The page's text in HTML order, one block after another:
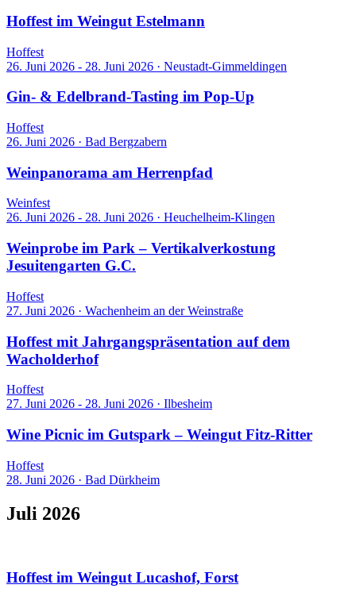
Hoffest im Weingut Estelmann
Hoffest
26. Juni 2026 - 28. Juni 2026 · Neustadt-Gimmeldingen
Gin- & Edelbrand-Tasting im Pop-Up
Hoffest
26. Juni 2026 · Bad Bergzabern
Weinpanorama am Herrenpfad
Weinfest
26. Juni 2026 - 28. Juni 2026 · Heuchelheim-Klingen
Weinprobe im Park – Vertikalverkostung
Jesuitengarten G.C.
Hoffest
27. Juni 2026 · Wachenheim an der Weinstraße
Hoffest mit Jahrgangspräsentation auf dem
Wacholderhof
Hoffest
27. Juni 2026 - 28. Juni 2026 · Ilbesheim
Wine Picnic im Gutspark – Weingut Fitz-Ritter
Hoffest
28. Juni 2026 · Bad Dürkheim
Juli 2026
Hoffest im Weingut Lucashof, Forst